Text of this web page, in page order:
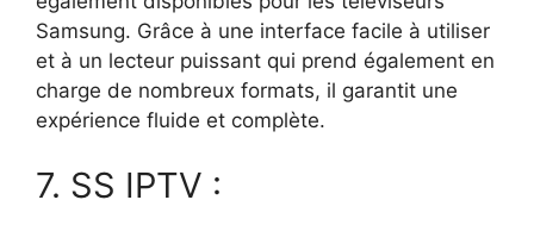
Samsung. Grâce à une interface facile à utiliser
et à un lecteur puissant qui prend également en
charge de nombreux formats, il garantit une
expérience fluide et complète.
7. SS IPTV :